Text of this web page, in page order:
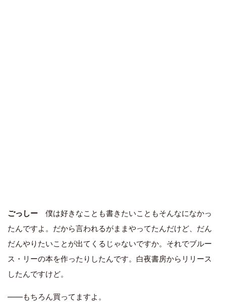
ごっしー 僕は好きなことも書きたいこともそんなになかっ
たんですよ。だから言われるがままやってたんだけど、だん
だんやりたいことが出てくるじゃないですか。それでブルー
ス・リーの本を作ったりしたんです。白夜書房からリリース
したんですけど。
――もちろん買ってますよ。